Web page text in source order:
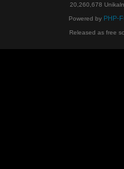
20,260,678
Powered by PHP-
Released as free